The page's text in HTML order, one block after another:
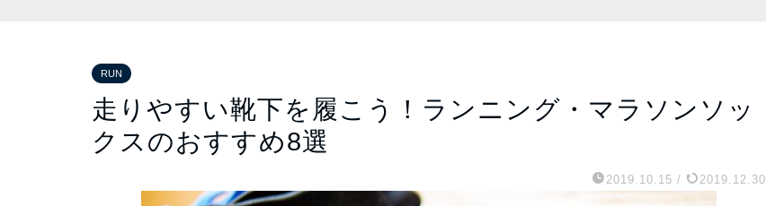
RUN
走りやすい靴下を履こう！ランニング・マラソンソッ
クスのおすすめ8選
2019.10.15 / 2019.12.30